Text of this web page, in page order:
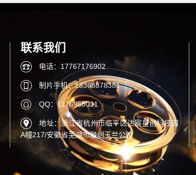
联系我们
电话：17767176902
制片手机：18368878381
QQ：1176958031
地址：浙江省杭州市临平区达宸星创科技园
A幢217/安徽省芜湖市融创玉兰公馆